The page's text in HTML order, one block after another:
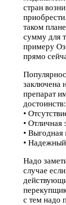
стран
таком
сумму для
примеру
прямо
заключена
препарат
достоинств:
•
• Отличная
• Выгодная
•
Надо
случае
с тем надо